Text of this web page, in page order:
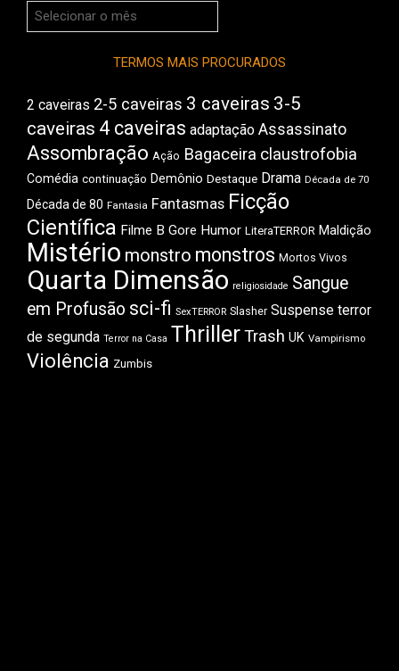
Arquivos
do
TERMOS MAIS PROCURADOS
2 caveiras 2-5 caveiras 3 caveiras 3-5
caveiras 4 caveiras adaptação Assassinato
Assombração Ação Bagaceira claustrofobia
Comédia continuação Demônio Destaque Drama Década de 70
Década de 80 Fantasia Fantasmas Ficção
Científica Filme B Gore Humor LiteraTERROR Maldição
Mistério monstro monstros Mortos Vivos
Quarta Dimensão religiosidade Sangue
em Profusão sci-fi SexTERROR Slasher Suspense terror
de segunda Terror na Casa ThrillerTrash UK Vampirismo
Violência Zumbis